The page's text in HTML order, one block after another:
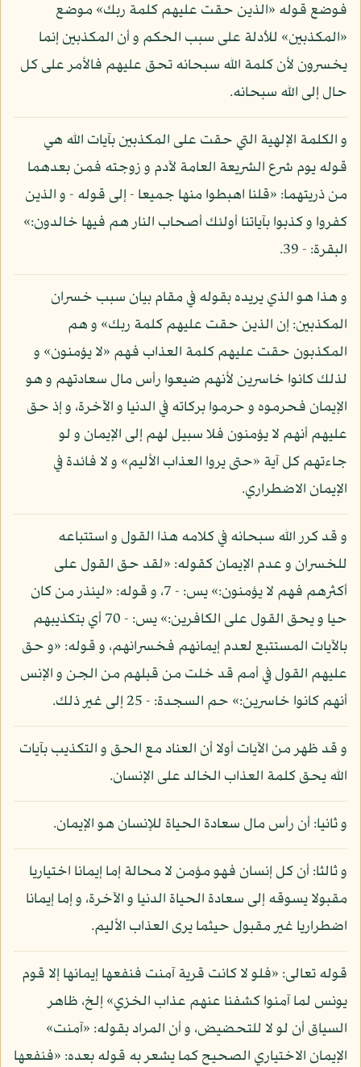
فوضع قوله «الذين حقت عليهم كلمة ربك» موضع
«المكذبين» للأدلة على سبب الحكم و أن المكذبين إنما
يخسرون لأن كلمة الله سبحانه تحق عليهم فالأمر على كل
حال إلى الله سبحانه.
و الكلمة الإلهية التي حقت على المكذبين بآيات الله هي
قوله يوم شرع الشريعة العامة لآدم و زوجته فمن بعدهما
من ذريتهما: «قلنا اهبطوا منها جميعا - إلى قوله - و الذين
كفروا و كذبوا بآياتنا أولئك أصحاب النار هم فيها خالدون:»
البقرة: - 39.
و هذا هو الذي يريده بقوله في مقام بيان سبب خسران
المكذبين: إن الذين حقت عليهم كلمة ربك» و هم
المكذبون حقت عليهم كلمة العذاب فهم «لا يؤمنون» و
لذلك كانوا خاسرين لأنهم ضيعوا رأس مال سعادتهم و هو
الإيمان فحرموه و حرموا بركاته في الدنيا و الآخرة، و إذ حق
عليهم أنهم لا يؤمنون فلا سبيل لهم إلى الإيمان و لو
جاءتهم كل آية «حتى يروا العذاب الأليم» و لا فائدة في
الإيمان الاضطراري.
و قد كرر الله سبحانه في كلامه هذا القول و استتباعه
للخسران و عدم الإيمان كقوله: «لقد حق القول على
أكثرهم فهم لا يؤمنون:» يس: - 7، و قوله: «لينذر من كان
حيا و يحق القول على الكافرين:» يس: - 70 أي بتكذيبهم
بالآيات المستتبع لعدم إيمانهم فخسرانهم، و قوله: «و حق
عليهم القول في أمم قد خلت من قبلهم من الجن و الإنس
أنهم كانوا خاسرين:» حم السجدة: - 25 إلى غير ذلك.
و قد ظهر من الآيات أولا أن العناد مع الحق و التكذيب بآيات
الله يحق كلمة العذاب الخالد على الإنسان.
و ثانيا: أن رأس مال سعادة الحياة للإنسان هو الإيمان.
و ثالثا: أن كل إنسان فهو مؤمن لا محالة إما إيمانا اختياريا
مقبولا يسوقه إلى سعادة الحياة الدنيا و الآخرة، و إما إيمانا
اضطراريا غير مقبول حيثما يرى العذاب الأليم.
قوله تعالى: «فلو لا كانت قرية آمنت فنفعها إيمانها إلا قوم
يونس لما آمنوا كشفنا عنهم عذاب الخزي» إلخ، ظاهر
السياق أن لو لا للتحضيض، و أن المراد بقوله: «آمنت»
الإيمان الاختياري الصحيح كما يشعر به قوله بعده: «فنفعها